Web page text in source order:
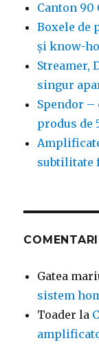
Canton 90
Boxele de
și know-
Streamer,
singur
Spendor
produs de
subtilitate
Gatea
sistem
Toader la